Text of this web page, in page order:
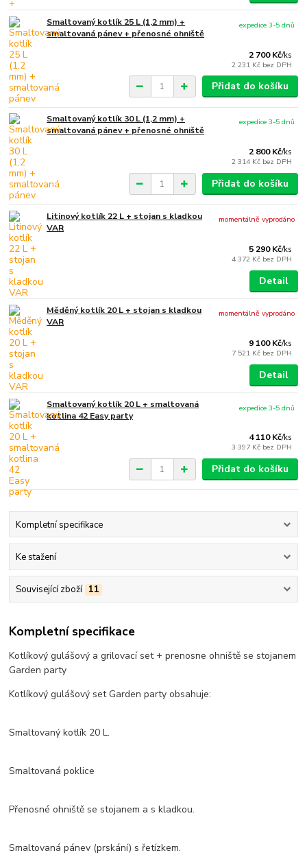
Smaltovaný kotlík 25 L (1,2 mm) +
smaltovaná pánev + přenosné ohniště
2 700 Kč/ks
2 231 Kč bez DPH
expedice 3-5 dnů
Přidat do košíku
Smaltovaný kotlík 30 L (1,2 mm) +
smaltovaná pánev + přenosné ohniště
2 800 Kč/ks
2 314 Kč bez DPH
expedice 3-5 dnů
Přidat do košíku
Litinový kotlík 22 L + stojan s kladkou
VAR
5 290 Kč/ks
4 372 Kč bez DPH
momentálně vyprodáno
Detail
Měděný kotlík 20 L + stojan s kladkou
VAR
9 100 Kč/ks
7 521 Kč bez DPH
momentálně vyprodáno
Detail
Smaltovaný kotlík 20 L + smaltovaná
kotlina 42 Easy party
4 110 Kč/ks
3 397 Kč bez DPH
expedice 3-5 dnů
Přidat do košíku
Kompletní specifikace
Ke stažení
Související zboží 11
Kompletní specifikace
Kotlíkový gulášový a grilovací set + prenosne ohniště se stojanem
Garden party
Kotlíkový gulášový set Garden party obsahuje:
Smaltovaný kotlík 20 L.
Smaltovaná poklice
Přenosné ohniště se stojanem a s kladkou.
Smaltovaná pánev (prskání) s řetízkem.